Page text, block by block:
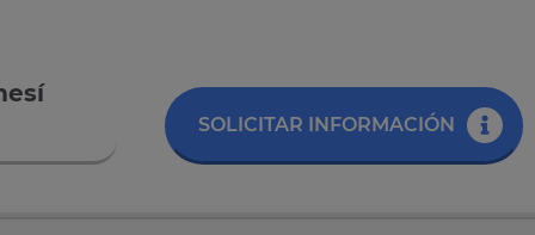
SOLICITAR INFORMACIÓN